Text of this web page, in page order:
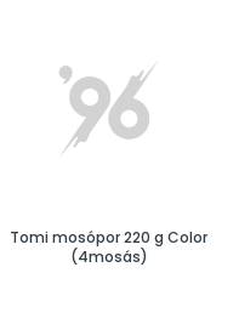
Tomi mosópor 220 g Color
(4mosás)